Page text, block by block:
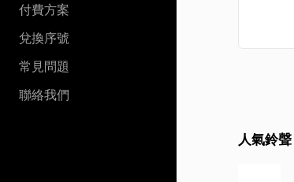
付費方案
兌換序號
常見問題
聯絡我們
人氣鈴聲